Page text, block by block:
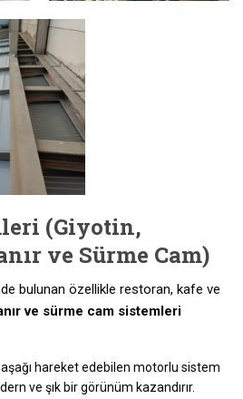
(Giyotin,
ve Sürme Cam)
bulunan özellikle restoran, kafe ve
ve sürme cam sistemleri
aşağı hareket edebilen motorlu sistem
ve şık bir görünüm kazandırır.